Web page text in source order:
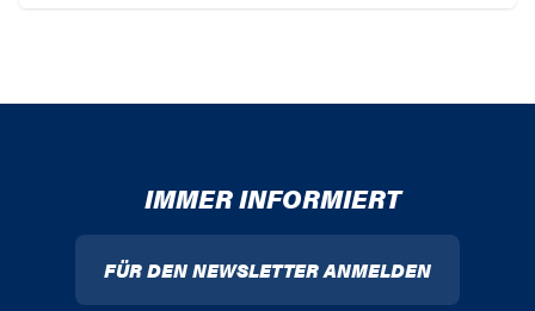
IMMER INFORMIERT
FÜR DEN NEWSLETTER ANMELDEN